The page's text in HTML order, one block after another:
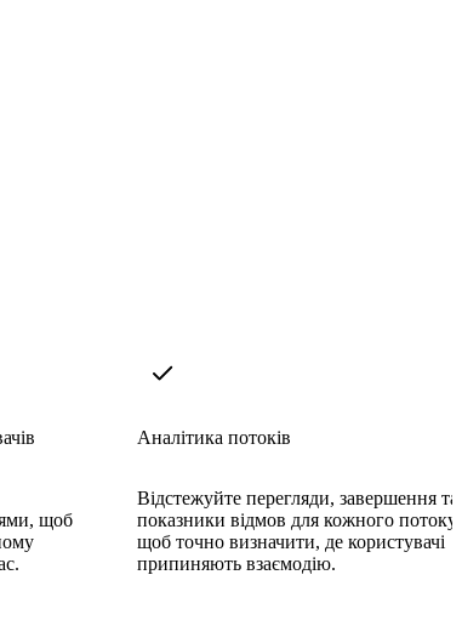
щоб
Аналітика потоків
Відстежуйте перегляди, завершення та
показники відмов для кожного потоку,
щоб точно визначити, де користувачі
припиняють взаємодію.